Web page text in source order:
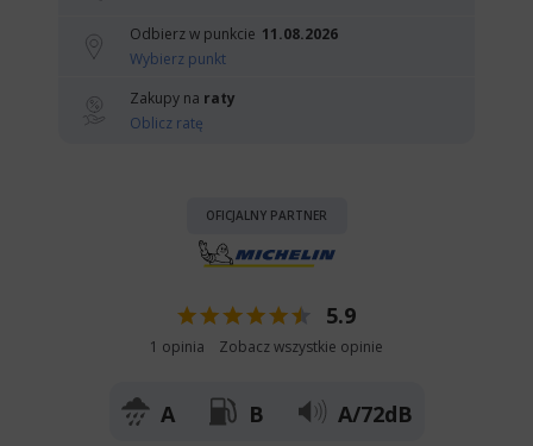
Odbierz w punkcie 11.08.2026
Wybierz punkt
Zakupy na raty
Oblicz ratę
OFICJALNY PARTNER
5.9
1 opinia Zobacz wszystkie opinie
A B A/72dB